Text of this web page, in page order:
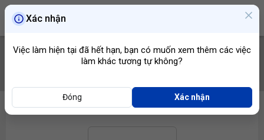
Xác nhận
Việc làm hiện tại đã hết hạn, bạn có muốn xem thêm các việc
làm khác tương tự không?
Đóng Xác nhận